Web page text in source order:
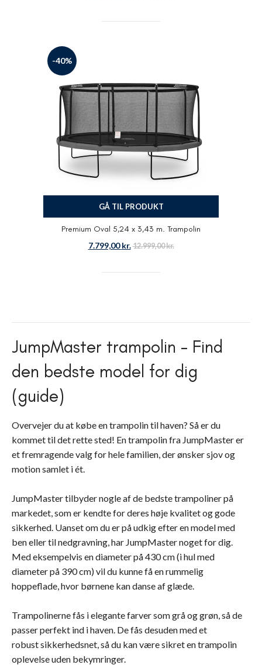
-40%
GÅ TIL PRODUKT
Premium Oval 5,24 x 3,43 m. Trampolin
7.799,00kr. 12.999,00kr.
JumpMaster trampolin – Find
den bedste model for dig
(guide)
Overvejer du at købe en trampolin til haven? Så er du
kommet til det rette sted! En trampolin fra JumpMaster er
et fremragende valg for hele familien, der ønsker sjov og
motion samlet i ét.
JumpMaster tilbyder nogle af de bedste trampoliner på
markedet, som er kendte for deres høje kvalitet og gode
sikkerhed. Uanset om du er på udkig efter en model med
ben eller til nedgravning, har JumpMaster noget for dig.
Med eksempelvis en diameter på 430 cm (i hul med
diameter på 390 cm) vil du kunne få en rummelig
hoppeflade, hvor børnene kan danse af glæde.
Trampolinerne fås i elegante farver som grå og grøn, så de
passer perfekt ind i haven. De fås desuden med et
robust sikkerhedsnet, så du kan være sikret en trampolin
oplevelse uden bekymringer.